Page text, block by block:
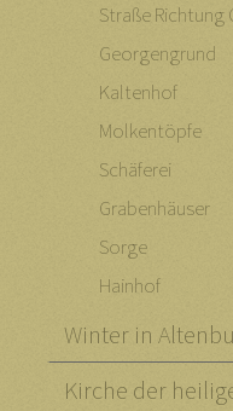
Straße
Georgengrund
Kaltenhof
Molkentöpfe
Schäferei
Grabenhäuser
Sorge
Hainhof
Winter in
Kirche der